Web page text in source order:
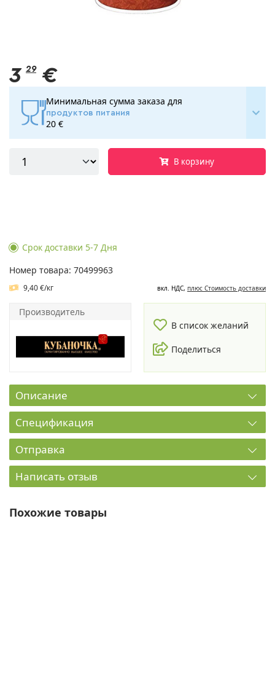
3 29 €
Минимальная сумма заказа для
продуктов питания
20 €
В корзину
Срок доставки 5-7 Дня
Номер товара: 70499963
9,40 €/кг вкл. НДС, плюс Cтоимость доставки
Производитель
В список желаний
Поделиться
Описание
Спецификация
Отправка
Написать отзыв
Похожие товары